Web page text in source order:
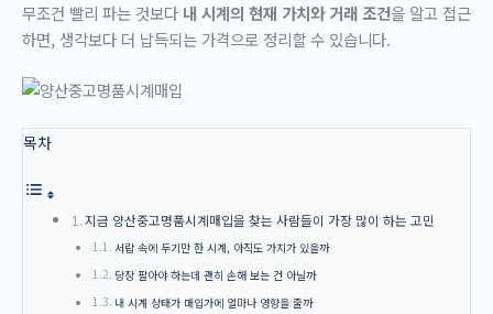
무조건 빨리 파는 것보다 내 시계의 현재 가치와 거래 조건을 알고 접근
하면, 생각보다 더 납득되는 가격으로 정리할 수 있습니다.
목차
지금 양산중고명품시계매입을 찾는 사람들이 가장 많이 하는 고민
서랍 속에 두기만 한 시계, 아직도 가치가 있을까
당장 팔아야 하는데 괜히 손해 보는 건 아닐까
내 시계 상태가 매입가에 얼마나 영향을 줄까